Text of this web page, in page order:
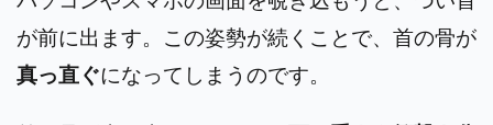
が前に出ます。この姿勢が続くことで、首の骨が
真っ直ぐになってしまうのです。